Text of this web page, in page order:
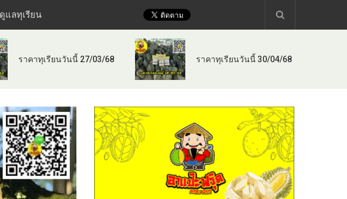
แลทุเรียน
ราคาทุเรียนวันนี้ 27/03/68 ราคาทุเรียนวันนี้ 30/04/68